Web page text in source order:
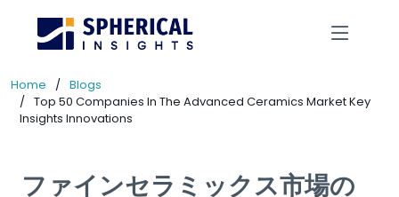
Home
Blogs
Top 50 Companies In The Advanced Ceramics Market Key
Insights Innovations
ファインセラミックス市場の